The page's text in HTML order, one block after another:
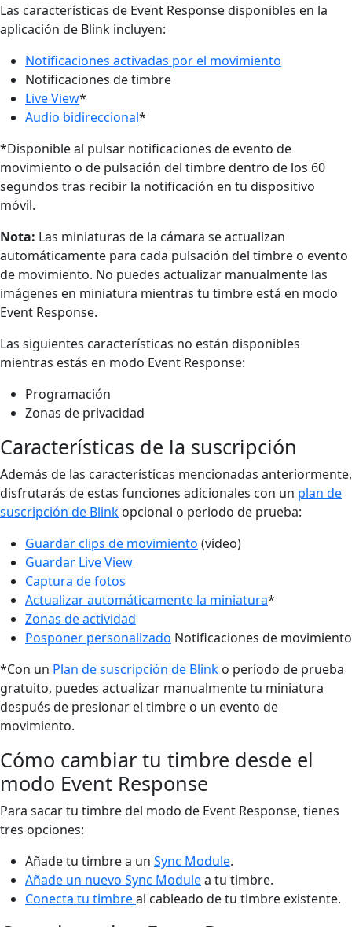
Las características de Event Response disponibles en la
aplicación de Blink incluyen:
Notificaciones activadas por el movimiento
Notificaciones de timbre
Live View*
Audio bidireccional*
*Disponible al pulsar notificaciones de evento de
movimiento o de pulsación del timbre dentro de los 60
segundos tras recibir la notificación en tu dispositivo
móvil.
Nota: Las miniaturas de la cámara se actualizan
automáticamente para cada pulsación del timbre o evento
de movimiento. No puedes actualizar manualmente las
imágenes en miniatura mientras tu timbre está en modo
Event Response.
Las siguientes características no están disponibles
mientras estás en modo Event Response:
Programación
Zonas de privacidad
Características de la suscripción
Además de las características mencionadas anteriormente,
disfrutarás de estas funciones adicionales con un plan de
suscripción de Blink opcional o periodo de prueba:
Guardar clips de movimiento (vídeo)
Guardar Live View
Captura de fotos
Actualizar automáticamente la miniatura*
Zonas de actividad
Posponer personalizado Notificaciones de movimiento
*Con un Plan de suscripción de Blink o periodo de prueba
gratuito, puedes actualizar manualmente tu miniatura
después de presionar el timbre o un evento de
movimiento.
Cómo cambiar tu timbre desde el
modo Event Response
Para sacar tu timbre del modo de Event Response, tienes
tres opciones:
Añade tu timbre a un Sync Module.
Añade un nuevo Sync Modulea tu timbre.
Conecta tu timbreal cableado de tu timbre existente.